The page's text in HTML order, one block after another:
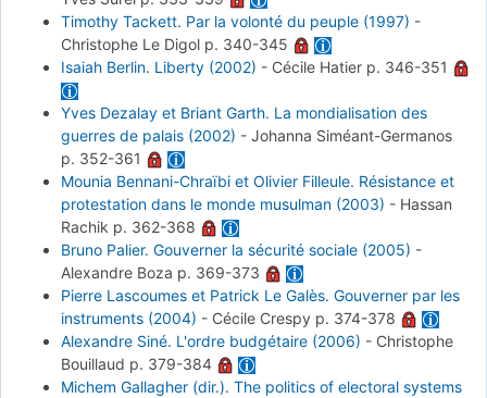
Timothy Tackett. Par la volonté du peuple (1997) -
Christophe Le Digol p. 340-345
Isaiah Berlin. Liberty (2002) - Cécile Hatier p. 346-351
Yves Dezalay et Briant Garth. La mondialisation des
guerres de palais (2002) - Johanna Siméant-Germanos
p. 352-361
Mounia Bennani-Chraïbi et Olivier Filleule. Résistance et
protestation dans le monde musulman (2003) - Hassan
Rachik p. 362-368
Bruno Palier. Gouverner la sécurité sociale (2005) -
Alexandre Boza p. 369-373
Pierre Lascoumes et Patrick Le Galès. Gouverner par les
instruments (2004) - Cécile Crespy p. 374-378
Alexandre Siné. L'ordre budgétaire (2006) - Christophe
Bouillaud p. 379-384
Michem Gallagher (dir.). The politics of electoral systems